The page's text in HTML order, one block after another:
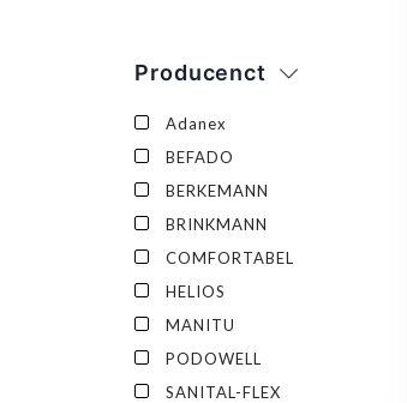
Producenct
Adanex
BEFADO
BERKEMANN
BRINKMANN
COMFORTABEL
HELIOS
MANITU
PODOWELL
SANITAL-FLEX